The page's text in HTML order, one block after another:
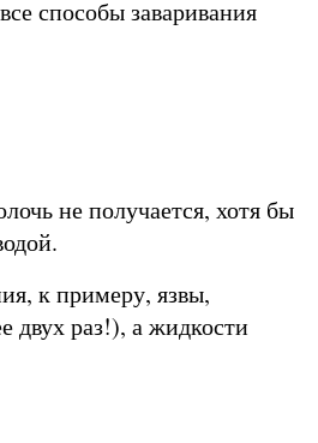
способы заваривания
не получается, хотя бы
к примеру, язвы,
двух раз!), а жидкости